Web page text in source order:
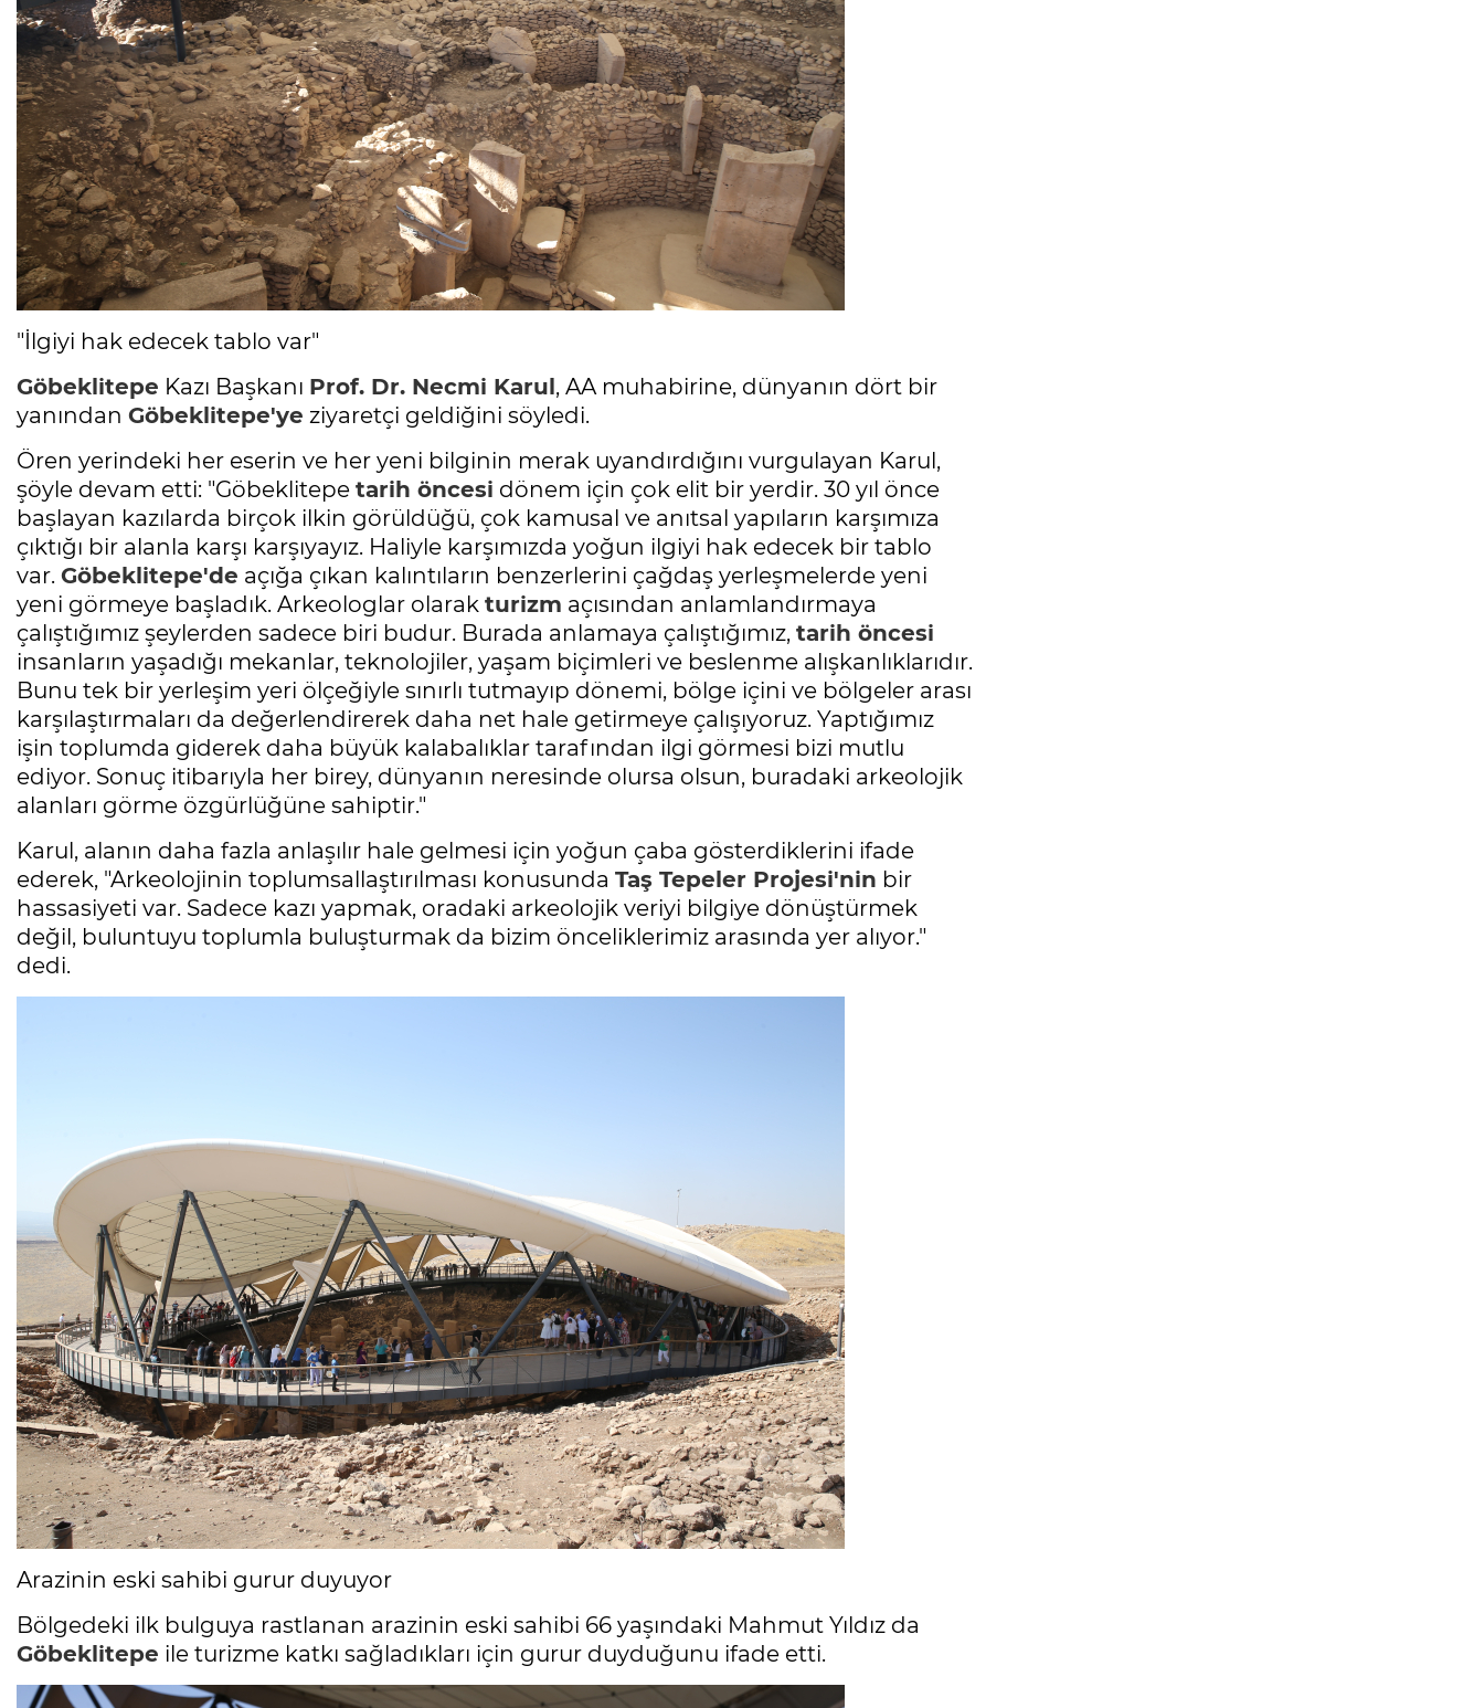
"İlgiyi hak edecek tablo var"
Göbeklitepe Kazı Başkanı Prof. Dr. Necmi Karul, AA muhabirine, dünyanın dört bir
yanından Göbeklitepe'ye ziyaretçi geldiğini söyledi.
Ören yerindeki her eserin ve her yeni bilginin merak uyandırdığını vurgulayan Karul,
şöyle devam etti: "Göbeklitepe tarih öncesi dönem için çok elit bir yerdir. 30 yıl önce
başlayan kazılarda birçok ilkin görüldüğü, çok kamusal ve anıtsal yapıların karşımıza
çıktığı bir alanla karşı karşıyayız. Haliyle karşımızda yoğun ilgiyi hak edecek bir tablo
var. Göbeklitepe'de açığa çıkan kalıntıların benzerlerini çağdaş yerleşmelerde yeni
yeni görmeye başladık. Arkeologlar olarak turizm açısından anlamlandırmaya
çalıştığımız şeylerden sadece biri budur. Burada anlamaya çalıştığımız, tarih öncesi
insanların yaşadığı mekanlar, teknolojiler, yaşam biçimleri ve beslenme alışkanlıklarıdır.
Bunu tek bir yerleşim yeri ölçeğiyle sınırlı tutmayıp dönemi, bölge içini ve bölgeler arası
karşılaştırmaları da değerlendirerek daha net hale getirmeye çalışıyoruz. Yaptığımız
işin toplumda giderek daha büyük kalabalıklar tarafından ilgi görmesi bizi mutlu
ediyor. Sonuç itibarıyla her birey, dünyanın neresinde olursa olsun, buradaki arkeolojik
alanları görme özgürlüğüne sahiptir."
Karul, alanın daha fazla anlaşılır hale gelmesi için yoğun çaba gösterdiklerini ifade
ederek, "Arkeolojinin toplumsallaştırılması konusunda Taş Tepeler Projesi'nin bir
hassasiyeti var. Sadece kazı yapmak, oradaki arkeolojik veriyi bilgiye dönüştürmek
değil, buluntuyu toplumla buluşturmak da bizim önceliklerimiz arasında yer alıyor."
dedi.
Arazinin eski sahibi gurur duyuyor
Bölgedeki ilk bulguya rastlanan arazinin eski sahibi 66 yaşındaki Mahmut Yıldız da
Göbeklitepe ile turizme katkı sağladıkları için gurur duyduğunu ifade etti.